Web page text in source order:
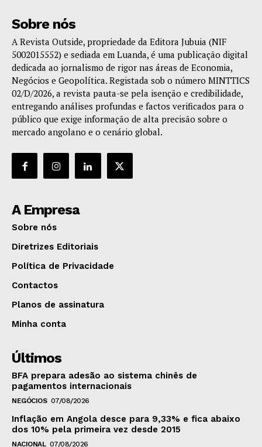
Sobre nós
A Revista Outside, propriedade da Editora Jubuia (NIF
5002015552) e sediada em Luanda, é uma publicação digital
dedicada ao jornalismo de rigor nas áreas de Economia,
Negócios e Geopolítica. Registada sob o número MINTTICS
02/D/2026, a revista pauta-se pela isenção e credibilidade,
entregando análises profundas e factos verificados para o
público que exige informação de alta precisão sobre o
mercado angolano e o cenário global.
A Empresa
Sobre nós
Diretrizes Editoriais
Política de Privacidade
Contactos
Planos de assinatura
Minha conta
Últimos
BFA prepara adesão ao sistema chinês de
pagamentos internacionais
NEGÓCIOS 07/08/2026
Inflação em Angola desce para 9,33% e fica abaixo
dos 10% pela primeira vez desde 2015
NACIONAL 07/08/2026